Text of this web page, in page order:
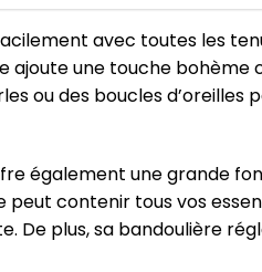
avec toutes les
une touche bohème
ou des boucles
également une grande
contenir tous vos
plus, sa bandoulière